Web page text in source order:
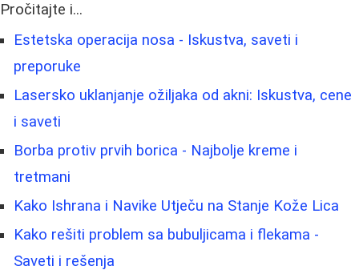
Pročitajte i...
Estetska operacija nosa - Iskustva, saveti i
preporuke
Lasersko uklanjanje ožiljaka od akni: Iskustva, cene
i saveti
Borba protiv prvih borica - Najbolje kreme i
tretmani
Kako Ishrana i Navike Utječu na Stanje Kože Lica
Kako rešiti problem sa bubuljicama i flekama -
Saveti i rešenja